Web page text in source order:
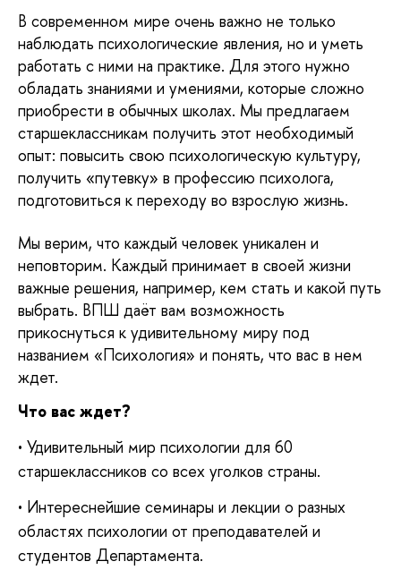
В современном мире очень важно не только
наблюдать психологические явления, но и уметь
работать с ними на практике. Для этого нужно
обладать знаниями и умениями, которые сложно
приобрести в обычных школах. Мы предлагаем
старшеклассникам получить этот необходимый
опыт: повысить свою психологическую культуру,
получить «путевку» в профессию психолога,
подготовиться к переходу во взрослую жизнь.
Мы верим, что каждый человек уникален и
неповторим. Каждый принимает в своей жизни
важные решения, например, кем стать и какой путь
выбрать. ВПШ даёт вам возможность
прикоснуться к удивительному миру под
названием «Психология» и понять, что вас в нем
ждет.
Что вас ждет?
• Удивительный мир психологии для 60
старшеклассников со всех уголков страны.
• Интереснейшие семинары и лекции о разных
областях психологии от преподавателей и
студентов Департамента.